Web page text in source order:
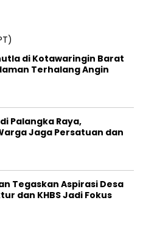
di Kotawaringin Barat
Terhalang Angin
Palangka Raya,
Jaga Persatuan dan
Tegaskan Aspirasi Desa
dan KHBS Jadi Fokus